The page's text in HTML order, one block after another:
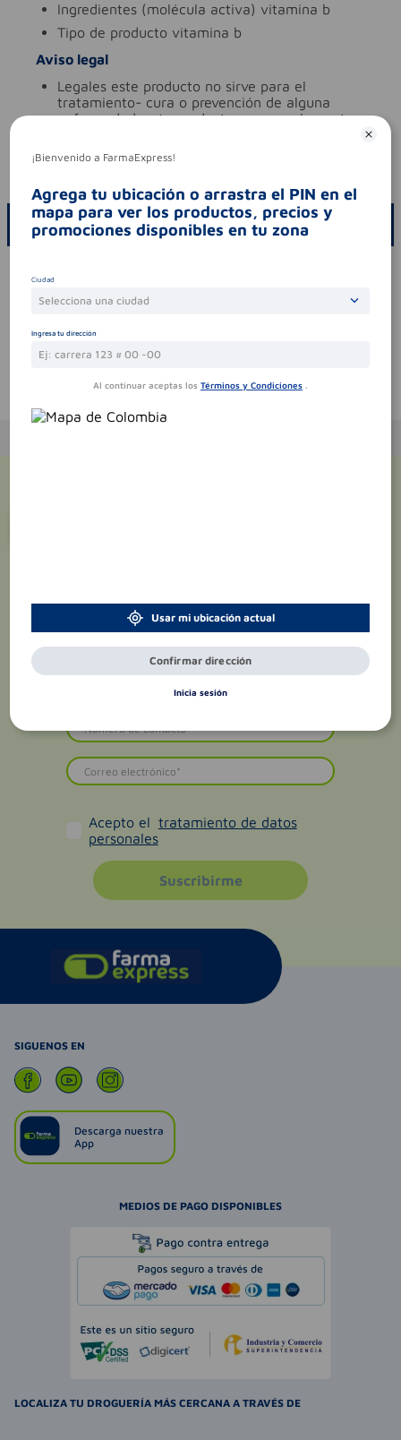
ingredientes (molécula activa) vitamina b
tipo de producto vitamina b
Aviso legal
legales este producto no sirve para el
tratamiento- cura o prevención de alguna
enfermedad. este producto es un suplemento
una alimentación equilibraba.
ESCRIBE UN COMENTARIO
Sin comentarios.
Te puede interesar
Acepto el tratamiento de datos
personales
Suscribirme
SIGUENOS EN
Descarga nuestra
App
MEDIOS DE PAGO DISPONIBLES
LOCALIZA TU DROGUERÍA MÁS CERCANA A TRAVÉS DE
¡Bienvenido a FarmaExpress!
Agrega tu ubicación o arrastra el PIN en el
mapa para ver los productos, precios y
promociones disponibles en tu zona
Ciudad
Selecciona una ciudad
Ingresa tu dirección
Al continuar aceptas los Términos y Condiciones .
Usar mi ubicación actual
Confirmar dirección
Inicia sesión